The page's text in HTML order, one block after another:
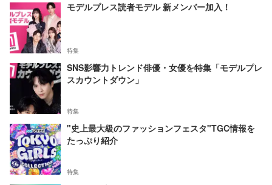
モデルプレス読者モデル 新メンバー加入！
特集
SNS影響力トレンド俳優・女優を特集「モデルプレ
スカウントダウン」
特集
"史上最大級のファッションフェスタ"TGC情報を
たっぷり紹介
特集